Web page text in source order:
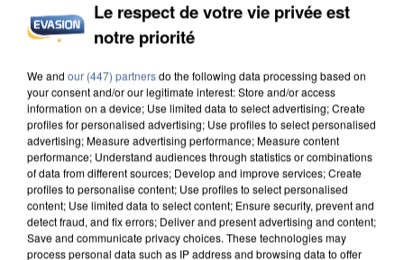
DE SOLIDARITÉ AVEC LES...
Le respect de votre vie privée est
notre priorité
We and our (447) partnersdo the following data processing based on
your consent and/or our legitimate interest: Store and/or access
information on a device; Use limited data to select advertising; Create
profiles for personalised advertising; Use profiles to select personalised
advertising; Measure advertising performance; Measure content
performance; Understand audiences through statistics or combinations
of data from different sources; Develop and improve services; Create
profiles to personalise content; Use profiles to select personalised
content; Use limited data to select content; Ensure security, prevent and
detect fraud, and fix errors; Deliver and present advertising and content;
Save and communicate privacy choices. These technologies may
process personal data such as IP address and browsing data to offer